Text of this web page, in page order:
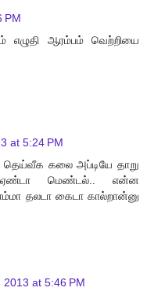
PM
எழுதி ஆரம்பம் வெற்றியை
at 5:24 PM
தெய்வீக கலை அப்டியே தாறு
ஏண்டா மெண்டல்.. என்ன
தலடா கைடா கால்றான்னு
2013 at 5:46 PM